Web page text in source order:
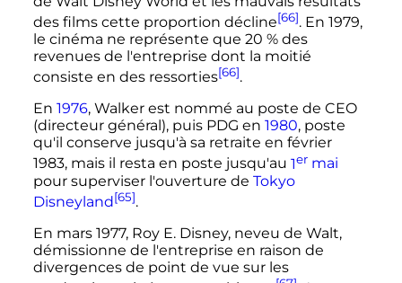
des films cette proportion décline[66]. En 1979,
le cinéma ne représente que 20 % des
revenues de l'entreprise dont la moitié
consiste en des ressorties[66].
En 1976, Walker est nommé au poste de CEO
(directeur général), puis PDG en 1980, poste
qu'il conserve jusqu'à sa retraite en février
1983, mais il resta en poste jusqu'au 1ermai
pour superviser l'ouverture de Tokyo
Disneyland[65].
En mars 1977, Roy E. Disney, neveu de Walt,
démissionne de l'entreprise en raison de
divergences de point de vue sur les